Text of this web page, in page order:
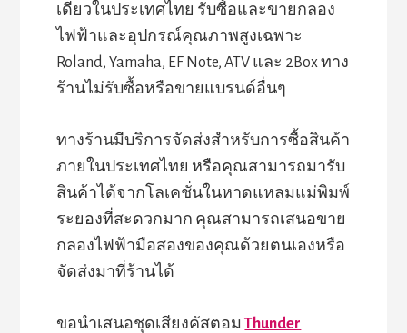
เดียวในประเทศไทย รับซื้อและขายกลอง
ไฟฟ้าและอุปกรณ์คุณภาพสูงเฉพาะ
Roland, Yamaha, EF Note, ATV และ 2Box ทาง
ร้านไม่รับซื้อหรือขายแบรนด์อื่นๆ
ทางร้านมีบริการจัดส่งสำหรับการซื้อสินค้า
ภายในประเทศไทย หรือคุณสามารถมารับ
สินค้าได้จากโลเคชั่นในหาดแหลมแม่พิมพ์
ระยองที่สะดวกมาก คุณสามารถเสนอขาย
กลองไฟฟ้ามือสองของคุณด้วยตนเองหรือ
จัดส่งมาที่ร้านได้
ขอนำเสนอชุดเสียงคัสตอมThunder